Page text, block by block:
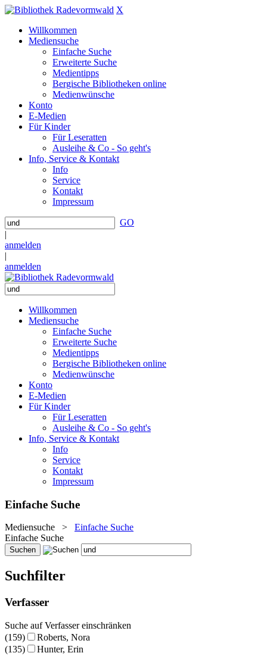
X
Willkommen
Mediensuche
Einfache Suche
Erweiterte Suche
Medientipps
Bergische Bibliotheken online
Medienwünsche
Konto
E-Medien
Für Kinder
Für Leseratten
Ausleihe & Co - So geht's
Info, Service & Kontakt
Info
Service
Kontakt
Impressum
GO
|
anmelden
|
anmelden
Willkommen
Mediensuche
Einfache Suche
Erweiterte Suche
Medientipps
Bergische Bibliotheken online
Medienwünsche
Konto
E-Medien
Für Kinder
Für Leseratten
Ausleihe & Co - So geht's
Info, Service & Kontakt
Info
Service
Kontakt
Impressum
Einfache Suche
Mediensuche > Einfache Suche
Einfache Suche
Suchfilter
Verfasser
Suche auf Verfasser einschränken
(159)
Roberts, Nora
(135)
Hunter, Erin